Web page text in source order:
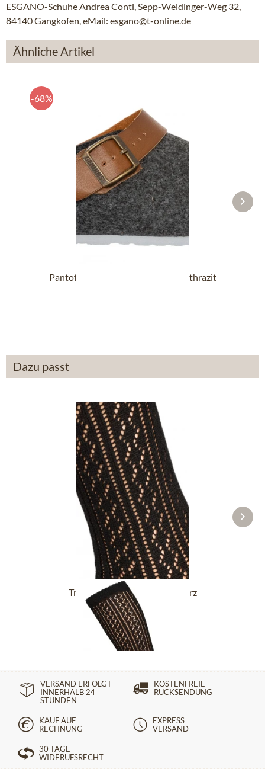
ESGANO-Schuhe Andrea Conti, Sepp-Weidinger-Weg 32,
84140 Gangkofen, eMail: esgano@t-online.de
Ähnliche Artikel
-68%
Pantoffel G102997 SHETLAND anthrazit
Dazu passt
Trachtensocken CS516 schwarz
14,90 €
VERSAND ERFOLGT
INNERHALB 24
STUNDEN
KOSTENFREIE
RÜCKSENDUNG
KAUF AUF
RECHNUNG
EXPRESS
VERSAND
30 TAGE
WIDERUFSRECHT